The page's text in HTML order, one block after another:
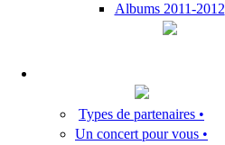
Albums 2011-2012
Types de partenaires •
Un concert pour vous •